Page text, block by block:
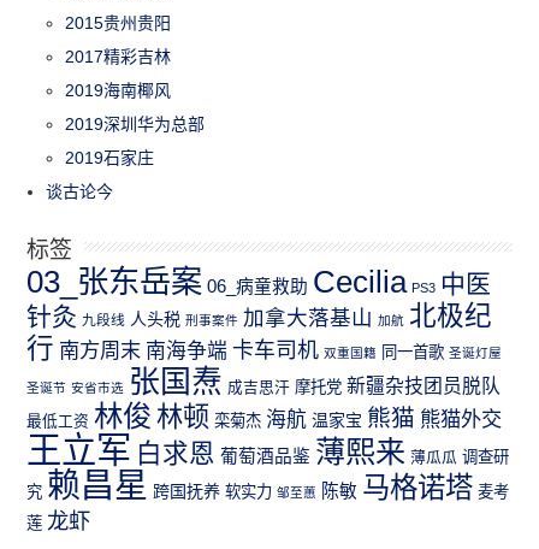
2015贵州贵阳
2017精彩吉林
2019海南椰风
2019深圳华为总部
2019石家庄
谈古论今
标签
03_张东岳案 06_病童救助 Cecilia PS3 中医
针灸 九段线 人头税 刑事案件 加拿大落基山 加航 北极纪
行 南方周末 南海争端 卡车司机 双重国籍 同一首歌 圣诞灯屋
圣诞节 安省市选 张国焘 成吉思汗 摩托党 新疆杂技团员脱队
最低工资 林俊 林顿 栾菊杰 海航 温家宝 熊猫 熊猫外交
王立军 白求恩 葡萄酒品鉴 薄熙来 薄瓜瓜 调查研
究 赖昌星 跨国抚养 软实力 邹至蕙 陈敏 马格诺塔 麦考
莲 龙虾